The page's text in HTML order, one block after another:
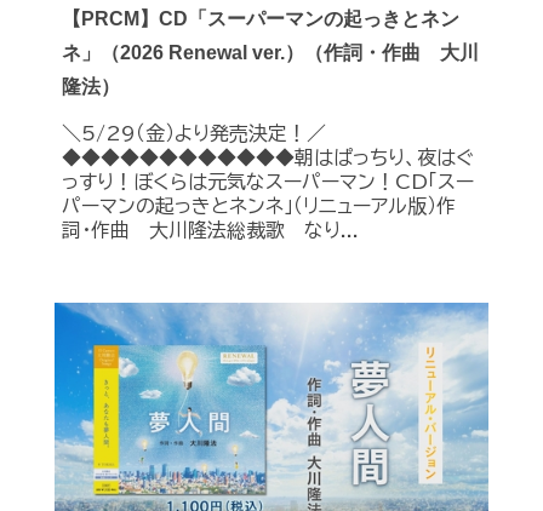
【PRCM】CD「スーパーマンの起っきとネン
ネ」（2026 Renewal ver.）（作詞・作曲 大川
隆法）
＼5/29（金）より発売決定！／
◆◆◆◆◆◆◆◆◆◆◆◆朝はぱっちり、夜はぐ
っすり！ぼくらは元気なスーパーマン！CD「スー
パーマンの起っきとネンネ」（リニューアル版）作
詞・作曲 大川隆法総裁歌 なり...